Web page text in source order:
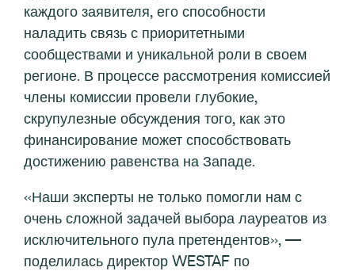
каждого заявителя, его способности
наладить связь с приоритетными
сообществами и уникальной роли в своем
регионе. В процессе рассмотрения комиссией
члены комиссии провели глубокие,
скрупулезные обсуждения того, как это
финансирование может способствовать
достижению равенства на Западе.
«Наши эксперты не только помогли нам с
очень сложной задачей выбора лауреатов из
исключительного пула претендентов», —
поделилась директор WESTAF по